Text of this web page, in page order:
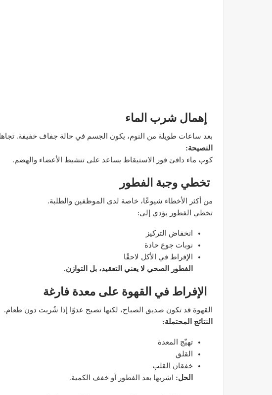
إهمال شرب الماء
بعد ساعات طويلة من النوم، يكون الجسم في حالة جفاف خفيفة.
النصيحة:
كوب ماء دافئ فور الاستيقاظ يساعد على تنشيط الأعضاء والهضم.
تخطي وجبة الفطور
من أكثر الأخطاء شيوعًا، خاصة لدى الموظفين والطلبة.
تخطي الفطور يؤدي إلى:
انخفاض التركيز
نوبات جوع حادة
الإفراط في الأكل لاحقًا
الفطور الصحي لا يعني التعقيد، بل التوازن.
الإفراط في القهوة على معدة فارغة
القهوة قد تكون صديق الصباح، لكنها تصبح عدوًا إذا شُربت دون طعام.
النتائج المحتملة:
تهيّج المعدة
القلق
خفقان القلب
الحل: اشربها بعد الفطور أو خفف الكمية.